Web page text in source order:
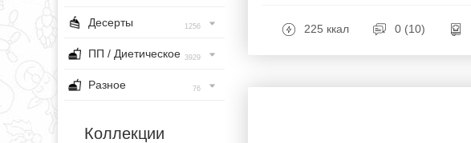
Десерты 1256
ПП / Диетическое 3929
Разное 76
Коллекции
225 ккал 0 (10)